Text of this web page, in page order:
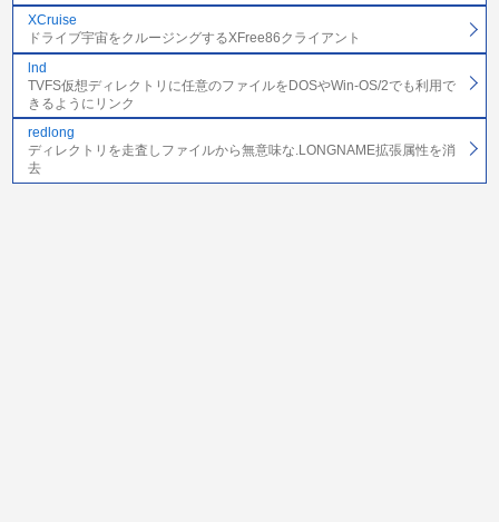
XCruise
ドライブ宇宙をクルージングするXFree86クライアント
lnd
TVFS仮想ディレクトリに任意のファイルをDOSやWin-OS/2でも利用で
きるようにリンク
redlong
ディレクトリを走査しファイルから無意味な.LONGNAME拡張属性を消
去